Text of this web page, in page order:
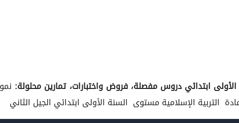
ابتدائي دروس مفصلة، فروض واختبارات، تمارين محلولة:
مستوى السنة الأولى ابتدائي الجيل الثاني